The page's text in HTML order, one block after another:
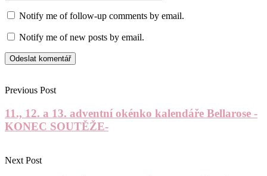
Notify me of follow-up comments by email.
Notify me of new posts by email.
Previous Post
11., 12. a 13. adventní okénko kalendáře Bellarose -
KONEC SOUTĚŽE-
Next Post